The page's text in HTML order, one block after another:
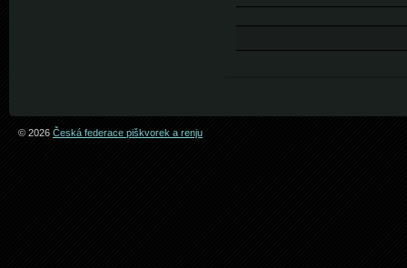
© 2026 Česká federace piškvorek a renju